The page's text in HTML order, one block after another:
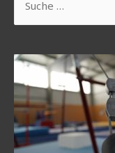
nach: